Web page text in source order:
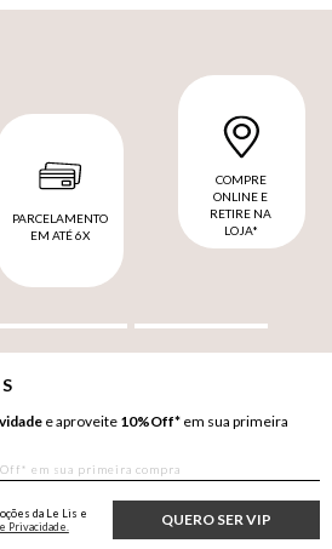
PARCELAMENTO
EM ATÉ 6X
COMPRE
ONLINE E
RETIRE NA
LOJA*
e aproveite 10%Off* em sua primeira
QUERO SER VIP
da Le Lis e
Privacidade.